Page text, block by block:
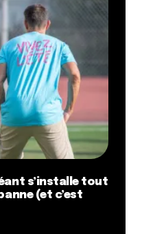
s’installe tout
(et c’est